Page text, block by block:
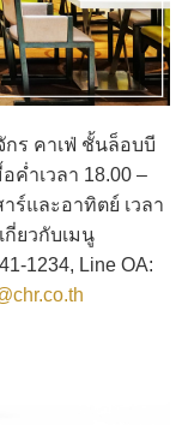
คาเฟ่ ชั้นล็อบบี
ค่ำเวลา 18.00 –
ร์และอาทิตย์ เวลา
กี่ยวกับเมนู
1234, Line OA: